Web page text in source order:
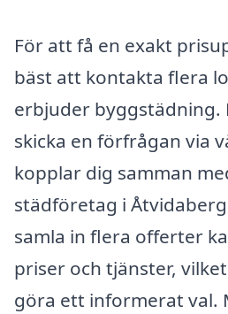
För att få en exakt
bäst att kontakta flera
erbjuder byggstädning.
skicka en förfrågan via
kopplar dig samman
städföretag i
samla in flera offerter
priser och tjänster,
göra ett informerat val.